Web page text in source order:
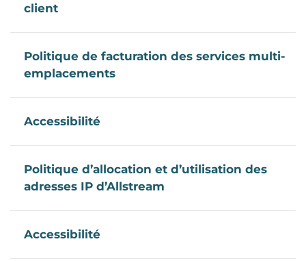
client
Politique de facturation des services multi-
emplacements
Accessibilité
Politique d’allocation et d’utilisation des
adresses IP d’Allstream
Accessibilité